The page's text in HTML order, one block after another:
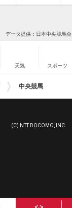
データ提供：日本中央競馬会
天気 スポーツ
中央競馬
(C) NTT DOCOMO, INC.